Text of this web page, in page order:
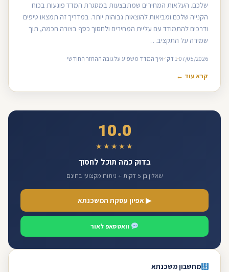
שלכם. העלאות המחירים שמתבצעות במסגרת המדד פוגעות בכוח
הקנייה שלכם ומביאות להוצאות גבוהות יותר. במדריך זה תמצאו טיפים
ודרכים להתמודד עם עליית המחירים ולחסוך כסף בצורה חכמה, תוך
שמירה על התקציב…
07/05/2026 1 דק' איך המדד משפיע על גובה ההחזר החודשי
קרא עוד ←
10.0
★★★★★
בדוק כמה תוכל לחסוך
שאלון בן 5 דקות + ניתוח מקצועי בחינם
▶ אפיון עסקת המשכנתא
וואטסאפ לאור
מחשבון משכנתא